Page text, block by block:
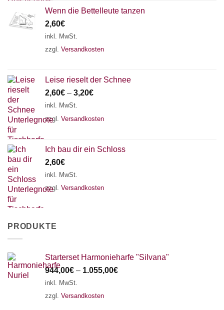
Wenn die Bettelleute tanzen
2,60€
inkl. MwSt.
zzgl. Versandkosten
Leise rieselt der Schnee
2,60€ – 3,20€
inkl. MwSt.
zzgl. Versandkosten
Ich bau dir ein Schloss
2,60€
inkl. MwSt.
zzgl. Versandkosten
PRODUKTE
Starterset Harmonieharfe "Silvana"
944,00€ – 1.055,00€
inkl. MwSt.
zzgl. Versandkosten